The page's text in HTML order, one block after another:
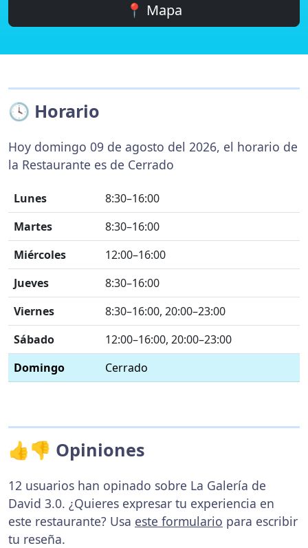
📍 Mapa
🕓 Horario
Hoy domingo 09 de agosto del 2026, el horario de
la Restaurante es de Cerrado
Lunes
8:30–16:00
Martes
8:30–16:00
Miércoles
12:00–16:00
Jueves
8:30–16:00
Viernes
8:30–16:00, 20:00–23:00
Sábado
12:00–16:00, 20:00–23:00
Domingo
Cerrado
👍👎 Opiniones
12 usuarios han opinado sobre La Galería de
David 3.0. ¿Quieres expresar tu experiencia en
este restaurante? Usa este formulario para escribir
tu reseña.